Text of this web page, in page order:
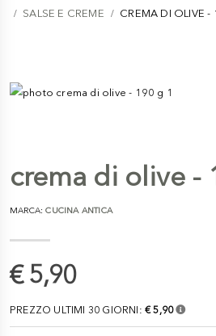
SALSE E CREME
CREMA DI OLIVE -
crema di olive -
MARCA:CUCINA ANTICA
€ 5,90
PREZZO ULTIMI 30 GIORNI: € 5,90